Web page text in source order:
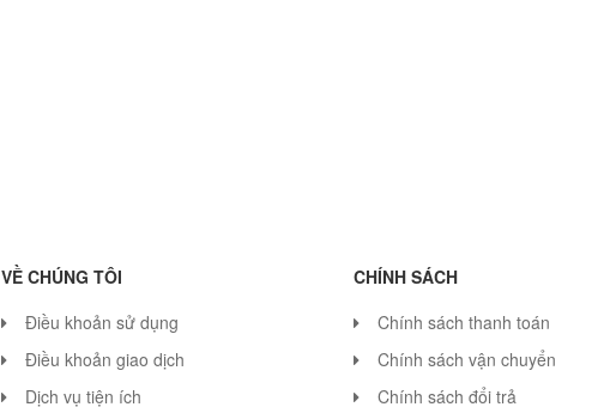
VỀ CHÚNG TÔI
Điều khoản sử dụng
Điều khoản giao dịch
Dịch vụ tiện ích
CHÍNH SÁCH
Chính sách thanh toán
Chính sách vận chuyển
Chính sách đổi trả